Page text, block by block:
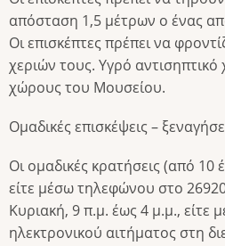
απόσταση 1,5 μέτρων ο ένας
Οι επισκέπτες πρέπει να
χεριών τους. Υγρό αντισηπτικό
χώρους του Μουσείου.
Ομαδικές επισκέψεις –
Οι ομαδικές κρατήσεις (από 10
είτε μέσω τηλεφώνου στο
Κυριακή, 9 π.μ. έως 4 μ.μ., είτε
ηλεκτρονικού αιτήματος στη